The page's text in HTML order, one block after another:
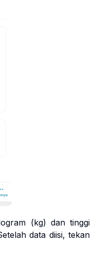
(kg) dan tinggi
data diisi, tekan